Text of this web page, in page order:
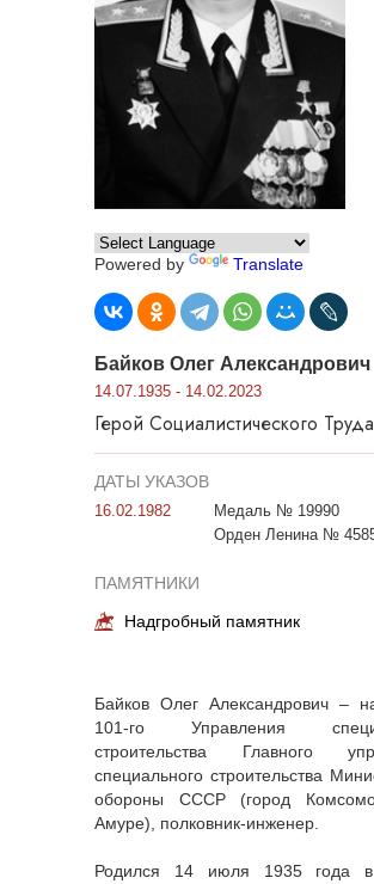
Powered by Translate
Байков Олег Александрович
14.07.1935 - 14.02.2023
Герой Социалистического Труда
ДАТЫ УКАЗОВ
16.02.1982
Медаль № 19990
Орден Ленина №
ПАМЯТНИКИ
Надгробный памятник
Байков Олег Александрович –
101-го Управления
строительства Главного
специального строительства
обороны СССР (город
Амуре), полковник-инженер.
Родился 14 июля 1935 года в